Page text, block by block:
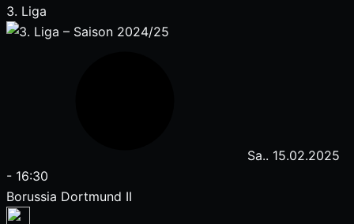
3. Liga
Sa.. 15.02.2025
- 16:30
Borussia Dortmund II